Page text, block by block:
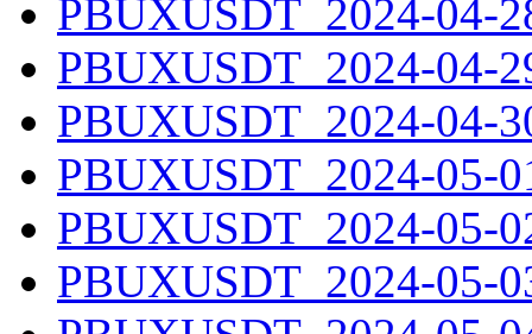
PBUXUSDT_2024-04-
PBUXUSDT_2024-04-
PBUXUSDT_2024-04-
PBUXUSDT_2024-05-
PBUXUSDT_2024-05-
PBUXUSDT_2024-05-